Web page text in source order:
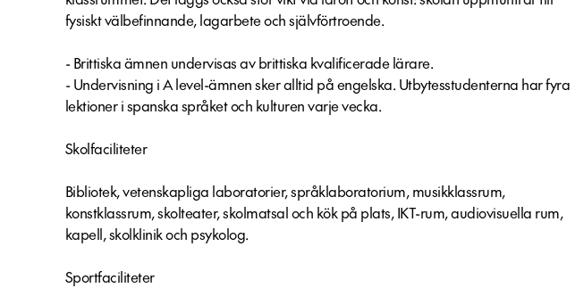
fysiskt välbefinnande, lagarbete och självförtroende.
- Brittiska ämnen undervisas av brittiska kvalificerade lärare.
- Undervisning i A level-ämnen sker alltid på engelska. Utbytesstudenterna har fyra
lektioner i spanska språket och kulturen varje vecka.
Skolfaciliteter
Bibliotek, vetenskapliga laboratorier, språklaboratorium, musikklassrum,
konstklassrum, skolteater, skolmatsal och kök på plats, IKT-rum, audiovisuella rum,
kapell, skolklinik och psykolog.
Sportfaciliteter